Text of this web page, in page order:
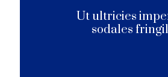
Ut ultricies
sodales